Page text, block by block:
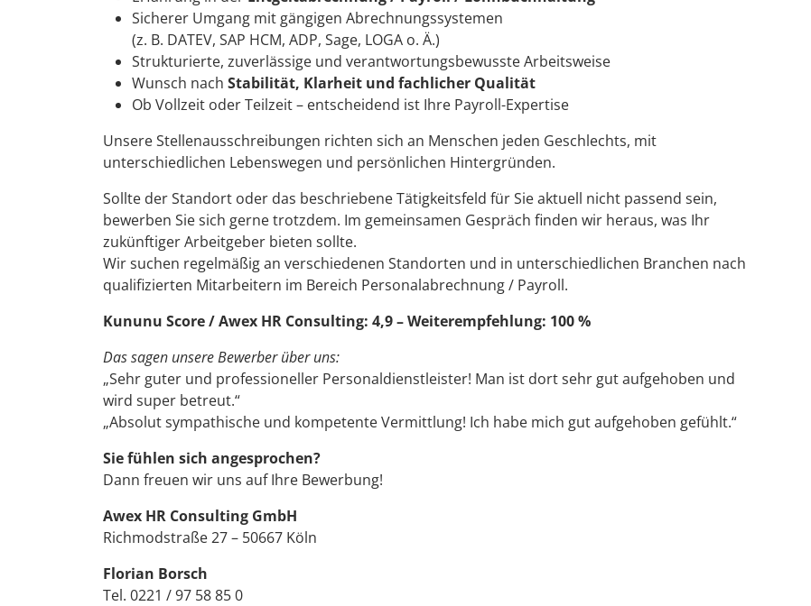
Sicherer Umgang mit gängigen Abrechnungssystemen
(z. B. DATEV, SAP HCM, ADP, Sage, LOGA o. Ä.)
Strukturierte, zuverlässige und verantwortungsbewusste Arbeitsweise
Wunsch nach Stabilität, Klarheit und fachlicher Qualität
Ob Vollzeit oder Teilzeit – entscheidend ist Ihre Payroll-Expertise
Unsere Stellenausschreibungen richten sich an Menschen jeden Geschlechts, mit
unterschiedlichen Lebenswegen und persönlichen Hintergründen.
Sollte der Standort oder das beschriebene Tätigkeitsfeld für Sie aktuell nicht passend sein,
bewerben Sie sich gerne trotzdem. Im gemeinsamen Gespräch finden wir heraus, was Ihr
zukünftiger Arbeitgeber bieten sollte.
Wir suchen regelmäßig an verschiedenen Standorten und in unterschiedlichen Branchen nach
qualifizierten Mitarbeitern im Bereich Personalabrechnung / Payroll.
Kununu Score / Awex HR Consulting: 4,9 – Weiterempfehlung: 100 %
Das sagen unsere Bewerber über uns:
„Sehr guter und professioneller Personaldienstleister! Man ist dort sehr gut aufgehoben und
wird super betreut.“
„Absolut sympathische und kompetente Vermittlung! Ich habe mich gut aufgehoben gefühlt.“
Sie fühlen sich angesprochen?
Dann freuen wir uns auf Ihre Bewerbung!
Awex HR Consulting GmbH
Richmodstraße 27 – 50667 Köln
Florian Borsch
Tel. 0221 / 97 58 85 0